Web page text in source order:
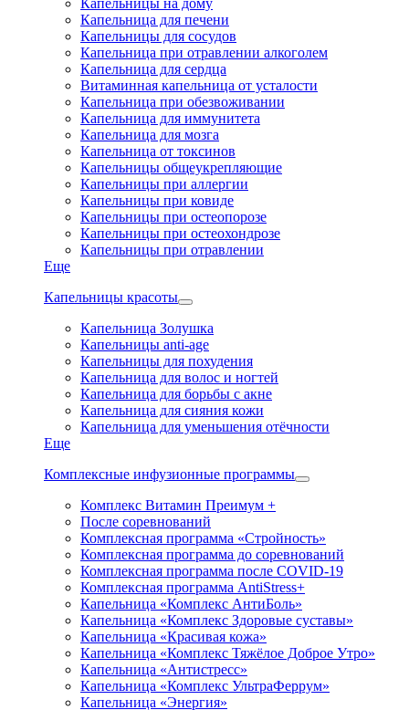
Капельница для печени
Капельницы для сосудов
Капельница при отравлении алкоголем
Капельница для сердца
Витаминная капельница от усталости
Капельница при обезвоживании
Капельница для иммунитета
Капельница для мозга
Капельница от токсинов
Капельницы общеукрепляющие
Капельницы при аллергии
Капельницы при ковиде
Капельницы при остеопорозе
Капельницы при остеохондрозе
Капельницы при отравлении
Еще
Капельницы красоты
Капельница Золушка
Капельницы anti-age
Капельницы для похудения
Капельница для волос и ногтей
Капельница для борьбы с акне
Капельница для сияния кожи
Капельница для уменьшения отёчности
Еще
Комплексные инфузионные программы
Комплекс Витамин Преимум +
После соревнований
Комплексная программа «Стройность»
Комплексная программа до соревнований
Комплексная программа после COVID-19
Комплексная программа AntiStress+
Капельница «Комплекс АнтиБоль»
Капельница «Комплекс Здоровые суставы»
Капельница «Красивая кожа»
Капельница «Комплекс Тяжёлое Доброе Утро»
Капельница «Антистресс»
Капельница «Комплекс УльтраФеррум»
Капельница «Энергия»